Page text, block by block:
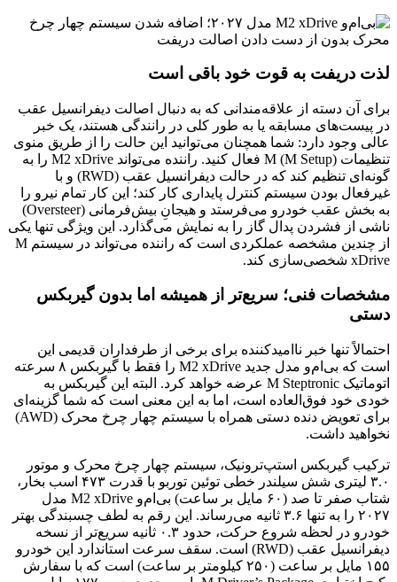
لذت دریفت به قوت خود باقی است
برای آن دسته از علاقه‌مندانی که به دنبال اصالت دیفرانسیل عقب
در پیست‌های مسابقه یا به طور کلی در رانندگی هستند، یک خبر
عالی وجود دارد: شما همچنان می‌توانید این حالت را از طریق منوی
تنظیمات M (M Setup) فعال کنید. راننده می‌تواند M2 xDrive را به
گونه‌ای تنظیم کند که در حالت دیفرانسیل عقب (RWD) و با
غیرفعال بودن سیستم کنترل پایداری کار کند؛ این کار تمام نیرو را
به بخش عقب خودرو می‌فرستد و هیجانِ بیش‌فرمانی (Oversteer)
ناشی از فشردن پدال گاز را به نمایش می‌گذارد. این ویژگی تنها یکی
از چندین مشخصه عملکردی است که راننده می‌تواند در سیستم M
xDrive شخصی‌سازی کند.
مشخصات فنی؛ سریع‌تر از همیشه اما بدون گیربکس
دستی
احتمالاً تنها خبر ناامیدکننده برای برخی از طرفداران قدیمی این
است که بی‌ام‌و مدل جدید M2 xDrive را فقط با گیربکس ۸ سرعته
اتوماتیک M Steptronic عرضه خواهد کرد. البته این گیربکس به
خودی خود فوق‌العاده است، اما به این معنی است که شما گزینه‌ای
برای تعویض دنده دستی همراه با سیستم چهار چرخ محرک (AWD)
نخواهید داشت.
ترکیب گیربکس استپ‌ترونیک، سیستم چهار چرخ محرک و موتور
۳.۰ لیتری شش سیلندر خطی توئین توربو با قدرت ۴۷۳ اسب بخار،
شتاب صفر تا صد (۶۰ مایل بر ساعت) بی‌ام‌و M2 xDrive مدل
۲۰۲۷ را به تنها ۳.۶ ثانیه می‌رساند. این رقم به لطف چسبندگی بهتر
خودرو در لحظه شروع حرکت، حدود ۰.۳ ثانیه سریع‌تر از نسخه
دیفرانسیل عقب (RWD) است. سقف سرعت استاندارد این خودرو
۱۵۵ مایل بر ساعت (۲۵۰ کیلومتر بر ساعت) است که با سفارش